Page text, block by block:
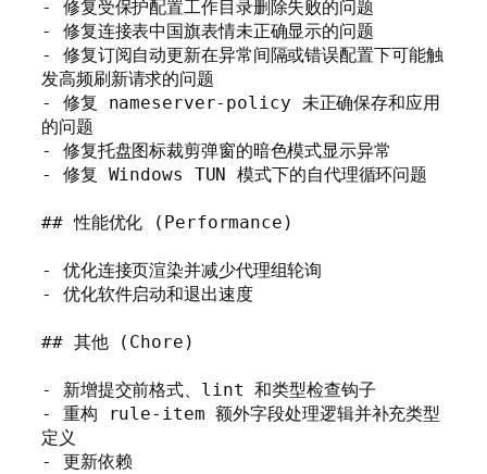
- 修复受保护配置工作目录删除失败的问题
- 修复连接表中国旗表情未正确显示的问题
- 修复订阅自动更新在异常间隔或错误配置下可能触
发高频刷新请求的问题
- 修复 nameserver-policy 未正确保存和应用
的问题
- 修复托盘图标裁剪弹窗的暗色模式显示异常
- 修复 Windows TUN 模式下的自代理循环问题
## 性能优化 (Performance)
- 优化连接页渲染并减少代理组轮询
- 优化软件启动和退出速度
## 其他 (Chore)
- 新增提交前格式、lint 和类型检查钩子
- 重构 rule-item 额外字段处理逻辑并补充类型
定义
- 更新依赖